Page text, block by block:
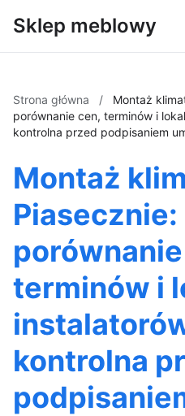
Sklep meblowy
Strona główna /
Montaż
porównanie cen, terminów i
kontrolna przed podpisaniem
Montaż
Piasecznie:
terminów i
kontrolna